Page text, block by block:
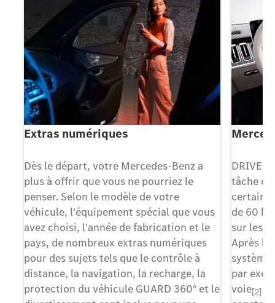
Extras numériques
Dès le départ, votre Mercedes-Benz a
plus à offrir que vous ne pourriez le
penser. Selon le modèle de votre
véhicule, l'équipement spécial que vous
avez choisi, l'année de fabrication et le
pays, de nombreux extras numériques
pour des sujets tels que le contrôle à
distance, la navigation, la recharge, la
protection du véhicule GUARD 360° et le
DRIVE
tâche
de 60
sur les
Après
par
voie[2][3]